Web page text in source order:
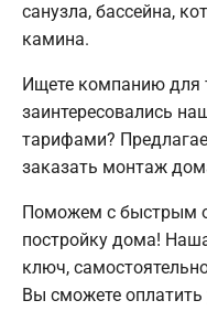
санузла, бассейна,
камина.
Ищете компанию для
заинтересовались
тарифами?
заказать монтаж
Поможем с быстрым
постройку дома!
ключ,
Вы сможете